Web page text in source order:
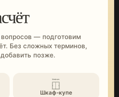
вопросов — подготовим
Без сложных терминов,
позже.
Шкаф-купе